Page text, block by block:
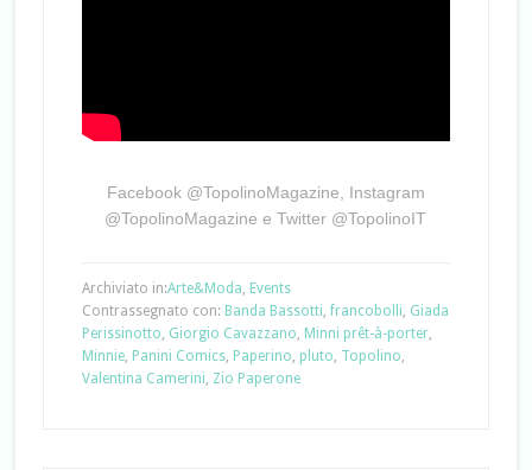
Facebook @TopolinoMagazine, Instagram
@TopolinoMagazine e Twitter @TopolinoIT
Archiviato in:Arte&Moda, Events
Contrassegnato con: Banda Bassotti, francobolli, Giada
Perissinotto, Giorgio Cavazzano, Minni prêt-à-porter,
Minnie, Panini Comics, Paperino, pluto, Topolino,
Valentina Camerini, Zio Paperone